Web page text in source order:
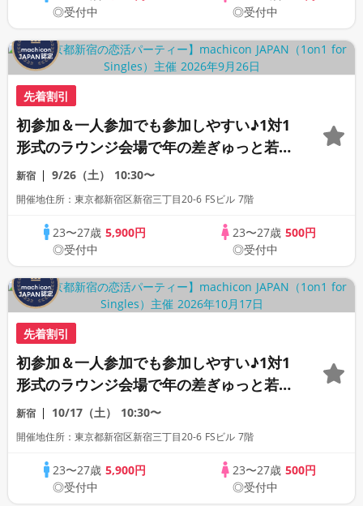
◎受付中
◎受付中
先着割引
初参加＆一人参加でも参加しやすい♪1対1
形式のラウンジ会場で年の差ぎゅっと若め
の同世代恋活パーティー♪《上質な1対1相
席専用会場》《全席半個室》《飲み放題付
新宿 9/26（土） 10:30〜
開催地住所：東京都新宿区新宿三丁目20-6 FSビル 7階
23〜27歳5,900円
◎受付中
23〜27歳 500円
◎受付中
先着割引
初参加＆一人参加でも参加しやすい♪1対1
形式のラウンジ会場で年の差ぎゅっと若め
の同世代恋活パーティー♪《上質な1対1相
席専用会場》《全席半個室》《飲み放題付
新宿 10/17（土） 10:30〜
開催地住所：東京都新宿区新宿三丁目20-6 FSビル 7階
23〜27歳5,900円
◎受付中
23〜27歳 500円
◎受付中